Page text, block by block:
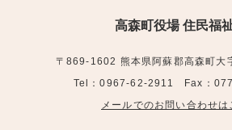
高森町役場 住民福
〒869-1602 熊本県阿蘇郡高森町大
Tel：0967-62-2911 Fax：
メールでのお問い合わせは